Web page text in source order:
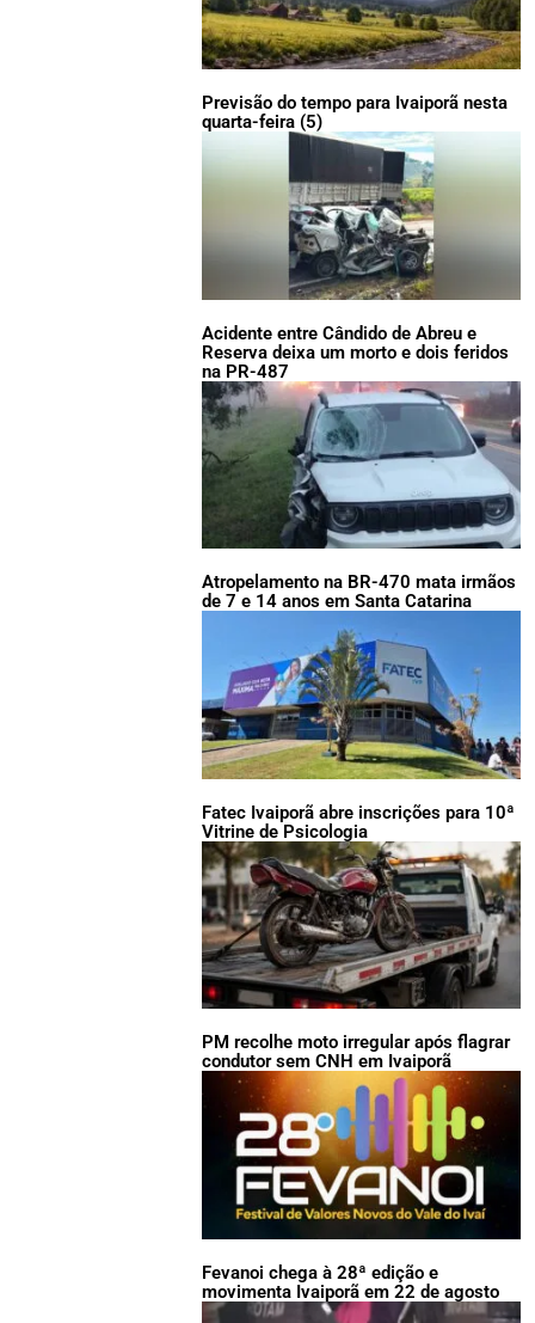
Previsão do tempo para Ivaiporã nesta
quarta-feira (5)
Acidente entre Cândido de Abreu e
Reserva deixa um morto e dois feridos
na PR-487
Atropelamento na BR-470 mata irmãos
de 7 e 14 anos em Santa Catarina
Fatec Ivaiporã abre inscrições para 10ª
Vitrine de Psicologia
PM recolhe moto irregular após flagrar
condutor sem CNH em Ivaiporã
Fevanoi chega à 28ª edição e
movimenta Ivaiporã em 22 de agosto